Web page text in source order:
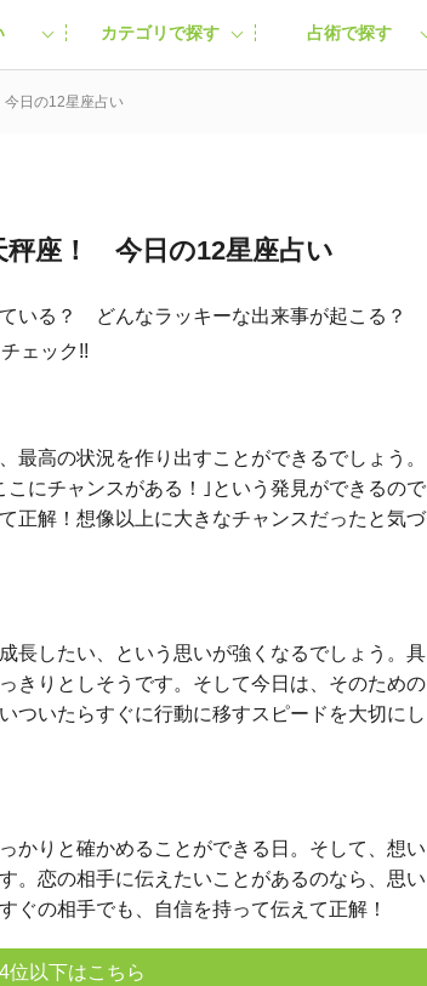
カテゴリで探す 占術で探す
秤座！ 今日の12星座占い
いる？ どんなラッキーな出来事が起こる？
ェック!!
高の状況を作り出すことができるでしょう。
にチャンスがある！｣という発見ができるので
正解！想像以上に大きなチャンスだったと気づ
長したい、という思いが強くなるでしょう。具
きりとしそうです。そして今日は、そのための
ついたらすぐに行動に移すスピードを大切にし
かりと確かめることができる日。そして、想い
。恋の相手に伝えたいことがあるのなら、思い
ぐの相手でも、自信を持って伝えて正解！
4位以下はこちら
日の12星座占い